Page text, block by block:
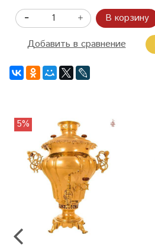
В корзину
Добавить в сравнение
5%